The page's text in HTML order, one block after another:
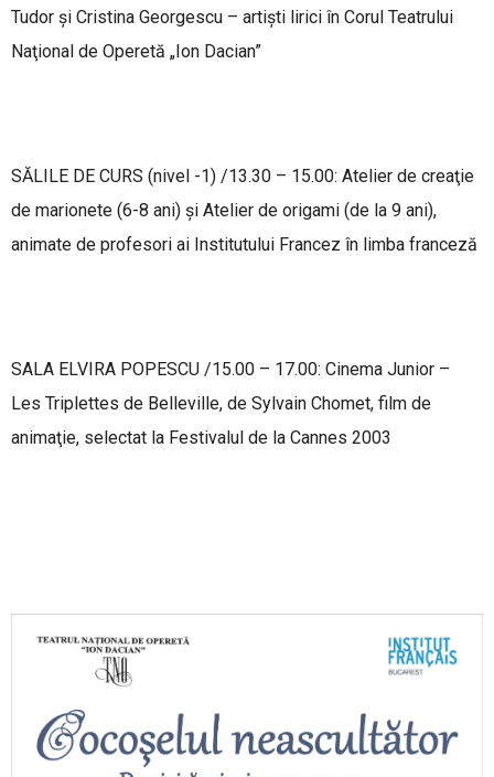
Tudor şi Cristina Georgescu – artişti lirici în Corul Teatrului
Naţional de Operetă „Ion Dacian”
SĂLILE DE CURS (nivel -1) /13.30 – 15.00: Atelier de creaţie
de marionete (6-8 ani) şi Atelier de origami (de la 9 ani),
animate de profesori ai Institutului Francez în limba franceză
SALA ELVIRA POPESCU /15.00 – 17.00: Cinema Junior –
Les Triplettes de Belleville, de Sylvain Chomet, film de
animaţie, selectat la Festivalul de la Cannes 2003